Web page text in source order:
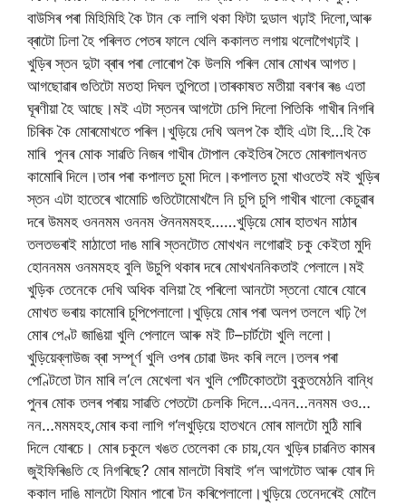
বাউসিৰ পৰা মিহিমিহি কৈ টান কে লাগি থকা ফিটা দুডাল খঢ়াই দিলো,আৰু
ব্ৰাটো ঢিলা হৈ পৰিলত পেতৰ ফালে থেলি ককালত লগায় থলোগৈখঢ়াই।
খুড়িৰ স্তন দুটা ব্ৰাৰ পৰা লোৰোপ কৈ উলমি পৰিল মোৰ মোখৰ আগত।
আগছোৱাৰ গুতিটো মতহা দিঘল তুপিতো।তাৰকাষত মতীয়া বৰণৰ ৰঙ এতা
ঘূৰণীয়া হৈ আছে।মই এটা স্তনৰ আগটো চেপি দিলো পিতিকি গাখীৰ নিগৰি
চিৰিক কৈ মোৰমোখতে পৰিল।খুড়িয়ে দেখি অলপ কৈ হাঁহি এটা হি…হি কৈ
মাৰি পুনৰ মোক সাৱতি নিজৰ গাখীৰ টোপাল কেইতিৰ সৈতে মোৰগালখনত
কামোৰি দিলে।তাৰ পৰা কপালত চুমা দিলে।কপালত চুমা খাওতেই মই খুড়িৰ
স্তন এটা হাতেৰে খামোচি গুতিটোমোখলৈ নি চুপি চুপি গাখীৰ খালো কেচুৱাৰ
দৰে উমমহ ওননমম ওননম ঔননমমহহ……খুড়িয়ে মোৰ হাতখন মাঠাৰ
তলতভৰাই মাঠাতো দাঙ মাৰি স্তনটোত মোখখন লগোৱাই চকু কেইতা মুদি
হোননমম ওনমমহহ বুলি উচুপি থকাৰ দৰে মোখখননিকতাই পেলালে।মই
খুড়িক তেনেকে দেখি অধিক বলিয়া হৈ পৰিলো আনটো স্তনো যোৰে যোৰে
মোখত ভৰায় কামোৰি চুপিপেলালো।খুড়িয়ে মোৰ পৰা অলপ তললে খঢ়ি গৈ
মোৰ পেণ্ট জাঙিয়া খুলি পেলালে আৰু মই টি–চাৰ্টটো খুলি ললো।
খুড়িয়েব্লাউজ ব্ৰা সম্পূৰ্ণ খুলি ওপৰ চোৱা উদং কৰি ললে।তলৰ পৰা
পেণ্টিতো টান মাৰি ল‘লে মেখেলা খন খুলি পেটিকোতটো বুকুতমেঠনি বান্ধি
পুনৰ মোক তলৰ পৰায় সাৱতি পেতটো চেলকি দিলে…এনন…ননমম ওও…
নন…মমমহহ,মোৰ কবা লাগি গ‘লখুড়িয়ে হাতখনে মোৰ মালটো মুঠি মাৰি
দিলে যোৰচে। মোৰ চকুলে খঙত তেলেকা কে চায়,যেন খুড়িৰ চাৱনিত কামৰ
জুইফিৰিঙতি হে নিগৰিছে? মোৰ মালটো বিষাই গ‘ল আগটোত আৰু যোৰ দি
ককাল দাঙি মালটো যিমান পাৰো টন কৰিপেলালো।খুড়িয়ে তেনেদৰেই মোলৈ